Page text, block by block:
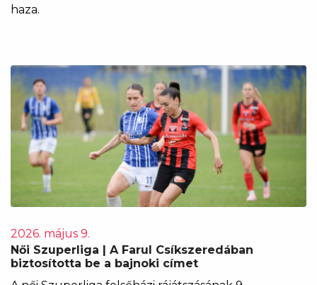
haza.
2026. május 9.
Női Szuperliga | A Farul Csíkszeredában
biztosította be a bajnoki címet